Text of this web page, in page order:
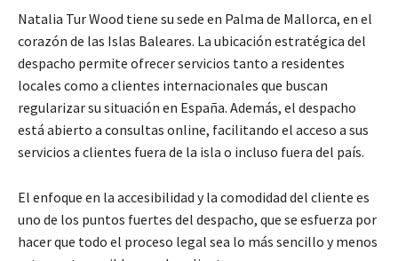
Natalia Tur Wood tiene su sede en Palma de Mallorca, en el
corazón de las Islas Baleares. La ubicación estratégica del
despacho permite ofrecer servicios tanto a residentes
locales como a clientes internacionales que buscan
regularizar su situación en España. Además, el despacho
está abierto a consultas online, facilitando el acceso a sus
servicios a clientes fuera de la isla o incluso fuera del país.
El enfoque en la accesibilidad y la comodidad del cliente es
uno de los puntos fuertes del despacho, que se esfuerza por
hacer que todo el proceso legal sea lo más sencillo y menos